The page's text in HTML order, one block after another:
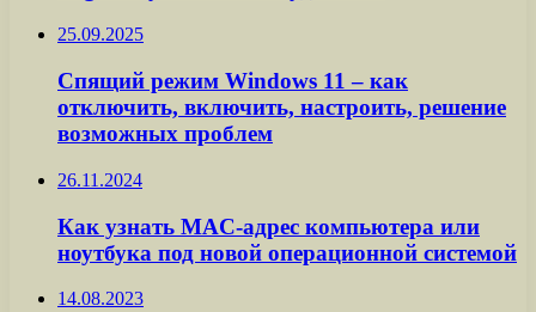
25.09.2025
Спящий режим Windows 11 – как
отключить, включить, настроить, решение
возможных проблем
26.11.2024
Как узнать MAC-адрес компьютера или
ноутбука под новой операционной системой
14.08.2023